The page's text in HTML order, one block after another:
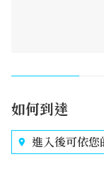
如何到達
進入後可依您